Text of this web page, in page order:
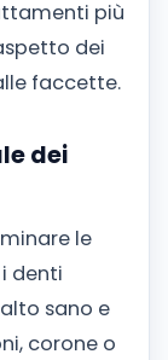
più
dei
faccette.
dei
le
denti
sano e
corone o